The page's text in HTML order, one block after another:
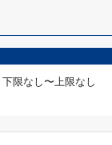
下限なし〜上限なし